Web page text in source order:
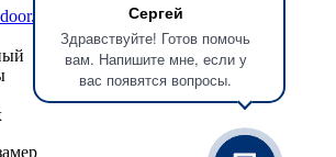
Сергей
Здравствуйте! Готов помочь
вам. Напишите мне, если у
вас появятся вопросы.